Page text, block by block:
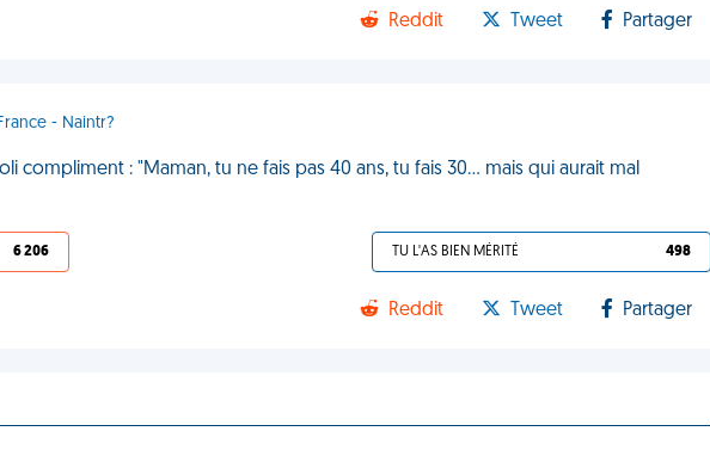
Reddit Tweet Partager
- Naintr?
compliment : "Maman, tu ne fais pas 40 ans, tu fais 30... mais qui aurait mal
6 206 TU L'AS BIEN MÉRITÉ 498
Reddit Tweet Partager